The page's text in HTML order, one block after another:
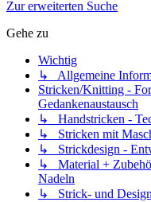
Zur erweiterten Suche
Gehe zu
Wichtig
↳ Allgemeine
Stricken/Knitting -
Gedankenaustausch
↳ Handstricken -
↳ Stricken mit
↳ Strickdesign -
↳ Material +
Nadeln
↳ Strick- und